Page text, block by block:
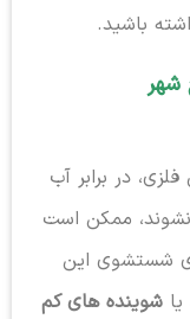
باشید.
در برابر آب
ممکن است
شستشوی این
شوینده های کم